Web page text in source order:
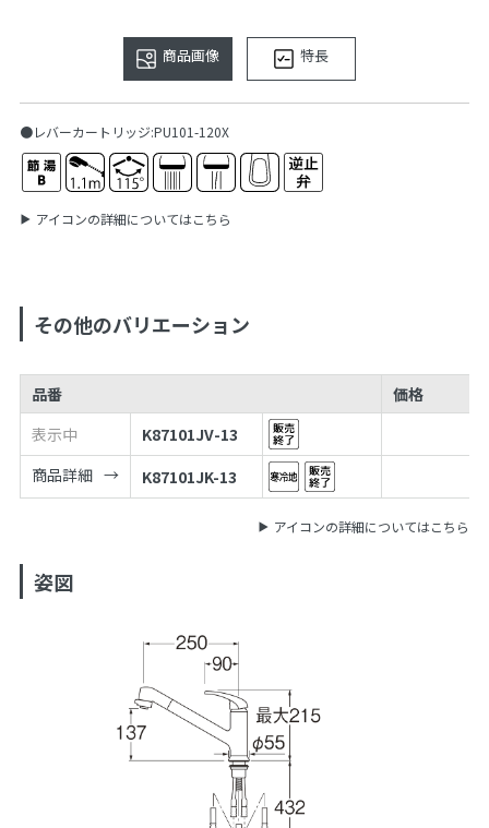
商品画像 特長
●レバーカートリッジ:PU101-120X
アイコンの詳細についてはこちら
その他のバリエーション
品番
価格
表示中
K87101JV-13
商品詳細
K87101JK-13
アイコンの詳細についてはこちら
姿図